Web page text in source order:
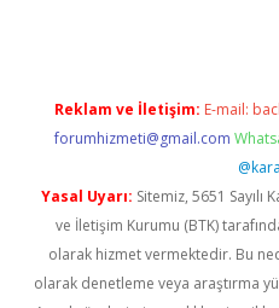
Reklam ve İletişim: E-mail:
forumhizmeti@gmail.com
Yasal Uyarı: Sitemiz, 5651
ve İletişim Kurumu (BTK)
olarak hizmet vermektedir. Bu
olarak denetleme veya araştırma